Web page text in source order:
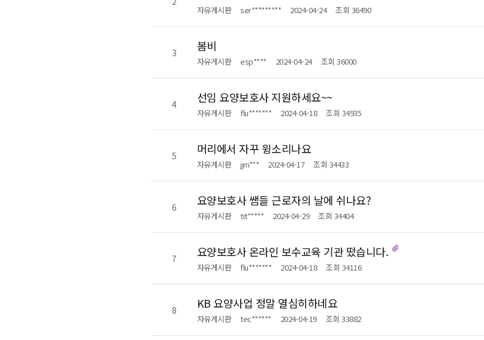
자유게시판 ser********* 2024-04-24 조회 36490
3 봄비
자유게시판 esp**** 2024-04-24 조회 36000
4 선임 요양보호사 지원하세요~~
자유게시판 flu******* 2024-04-18 조회 34935
5 머리에서 자꾸 윙소리나요
자유게시판 jjm*** 2024-04-17 조회 34433
6 요양보호사 쌤들 근로자의 날에 쉬나요?
자유게시판 tit***** 2024-04-29 조회 34404
7 요양보호사 온라인 보수교육 기관 떴습니다.
자유게시판 flu******* 2024-04-18 조회 34116
8 KB 요양사업 정말 열심히하네요
자유게시판 tec****** 2024-04-19 조회 33882